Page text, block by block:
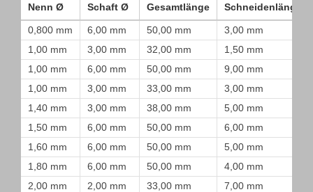
Nenn Ø Schaft Ø Gesamtlänge Schneidenlänge
0,800 mm 6,00 mm 50,00 mm
3,00 mm
1,00 mm
3,00 mm 32,00 mm
1,50 mm
1,00 mm
6,00 mm 50,00 mm
9,00 mm
1,00 mm
3,00 mm 33,00 mm
3,00 mm
1,40 mm
3,00 mm 38,00 mm
5,00 mm
1,50 mm
6,00 mm 50,00 mm
6,00 mm
1,60 mm
6,00 mm 50,00 mm
5,00 mm
1,80 mm
6,00 mm 50,00 mm
4,00 mm
2,00 mm
2,00 mm 33,00 mm
7,00 mm